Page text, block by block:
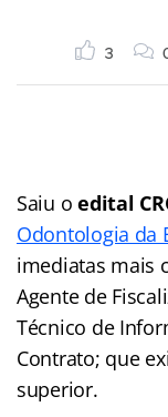
3
Saiu o edital
Odontologia da
imediatas mais
Agente de
Técnico de
Contrato; que
superior.